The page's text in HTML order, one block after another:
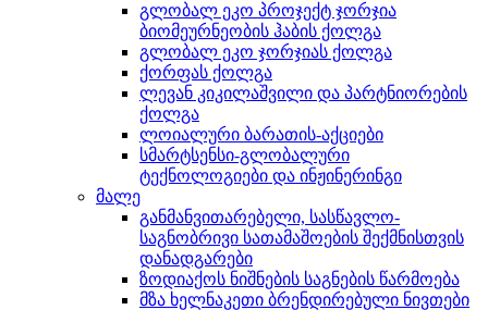
გლობალ ეკო პროჯექტ ჯორჯია
ბიომეურნეობის ჰაბის ქოლგა
გლობალ ეკო ჯორჯიას ქოლგა
ქორფას ქოლგა
ლევან კიკილაშვილი და პარტნიორების
ქოლგა
ლოიალური ბარათის-აქციები
სმარტსენსი-გლობალური
ტექნოლოგიები და ინჟინერინგი
მალე
განმანვითარებელი, სასწავლო-
საგნობრივი სათამაშოების შექმნისთვის
დანადგარები
ზოდიაქოს ნიშნების საგნების წარმოება
მზა ხელნაკეთი ბრენდირებული ნივთები